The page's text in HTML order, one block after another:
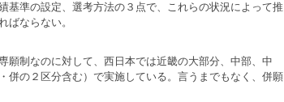
基準の設定、選考方法の３点で、これらの状況によって推
ばならない。
願制なのに対して、西日本では近畿の大部分、中部、中
併の２区分含む）で実施している。言うまでもなく、併願